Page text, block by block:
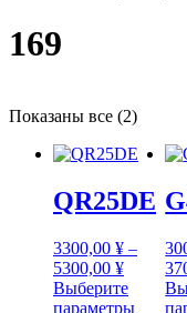
169
Показаны все (2)
QR25DE
3300,00 ¥ –
5300,00 ¥
цен:
3300,00
Выберите
параметрыЭтот